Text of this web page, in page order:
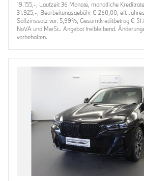
19.155,-, Laufzeit 36 Monate, monatliche
31.925,-, Bearbeitungsgebühr € 260,00, eff.
Sollzinssatz var. 5,99%, Gesamtkreditbetrag €
NoVA und MwSt.. Angebot freibleibend.
vorbehalten.